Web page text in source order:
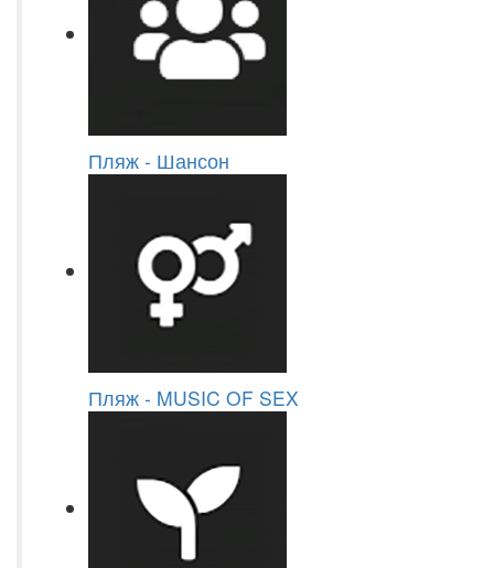
Пляж - Шансон
Пляж - MUSIC OF SEX